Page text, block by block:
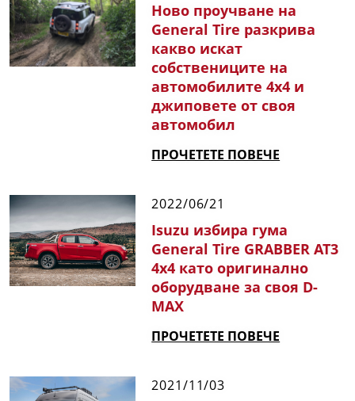
Ново проучване на
General Tire разкрива
какво искат
собствениците на
автомобилите 4x4 и
джиповете от своя
автомобил
ПРОЧЕТЕТЕ ПОВЕЧЕ
2022/06/21
Isuzu избира гума
General Tire GRABBER AT3
4x4 като оригинално
оборудване за своя D-
MAX
ПРОЧЕТЕТЕ ПОВЕЧЕ
2021/11/03